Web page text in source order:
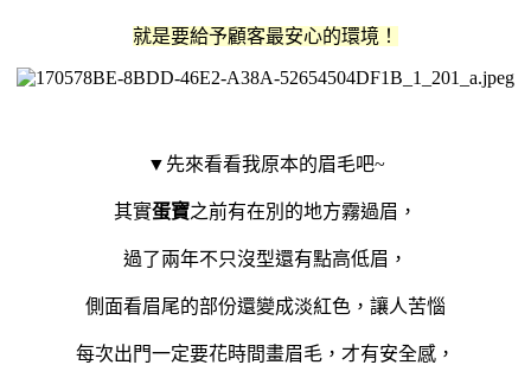
就是要給予顧客最安心的環境！
▼先來看看我原本的眉毛吧~
其實蛋寶之前有在別的地方霧過眉，
過了兩年不只沒型還有點高低眉，
側面看眉尾的部份還變成淡紅色，讓人苦惱
每次出門一定要花時間畫眉毛，才有安全感，